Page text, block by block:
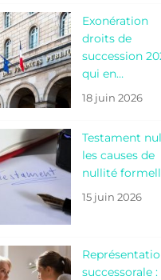
Exonération
droits de
succession
qui en…
18 juin 2026
Testament
les causes de
nullité
15 juin 2026
successorale :